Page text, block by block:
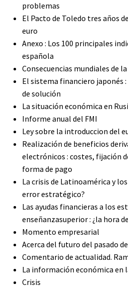
problemas
El Pacto de Toledo tres años
euro
Anexo : Los 100 principales
española
Consecuencias mundiales de la
El sistema financiero japonés
de solución
La situación económica en
Informe anual del FMI
Ley sobre la introduccion del
Realización de beneficios
electrónicos : costes, fijación
forma de pago
La crisis de Latinoamérica y
error estratégico?
Las ayudas financieras a los
enseñanzasuperior : ¿la hora
Momento empresarial
Acerca del futuro del pasado
Comentario de actualidad.
La información económica en
Crisis